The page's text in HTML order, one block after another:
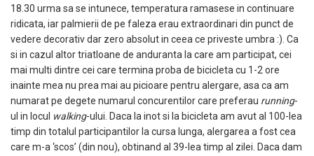
18.30 urma sa se intunece, temperatura ramasese in continuare
ridicata, iar palmierii de pe faleza erau extraordinari din punct de
vedere decorativ dar zero absolut in ceea ce priveste umbra :). Ca
si in cazul altor triatloane de anduranta la care am participat, cei
mai multi dintre cei care termina proba de bicicleta cu 1-2 ore
inainte mea nu prea mai au picioare pentru alergare, asa ca am
numarat pe degete numarul concurentilor care preferau running-
ul in locul walking-ului. Daca la inot si la bicicleta am avut al 100-lea
timp din totalul participantilor la cursa lunga, alergarea a fost cea
care m-a ‘scos’ (din nou), obtinand al 39-lea timp al zilei. Daca dam